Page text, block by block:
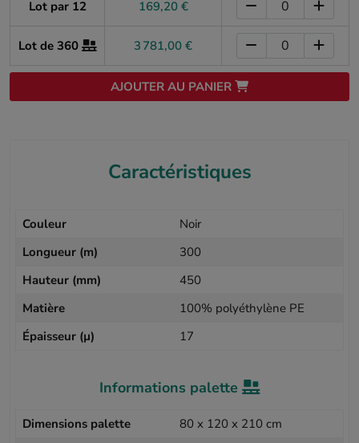
Lot par 12 169,20 €
Lot de 360 3 781,00 €
AJOUTER AU PANIER
Caractéristiques
Couleur
Noir
Longueur (m)
300
Hauteur (mm)
450
Matière
100% polyéthylène PE
Épaisseur (µ)
17
Informations palette
Dimensions palette
80 x 120 x 210 cm